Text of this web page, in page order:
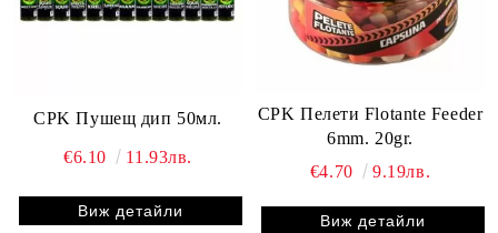
CPK Пушещ дип 50мл.
€6.10 11.93лв.
Виж детайли
CPK Пелети Flotante Feeder
6mm. 20gr.
€4.70
9.19лв.
Виж детайли